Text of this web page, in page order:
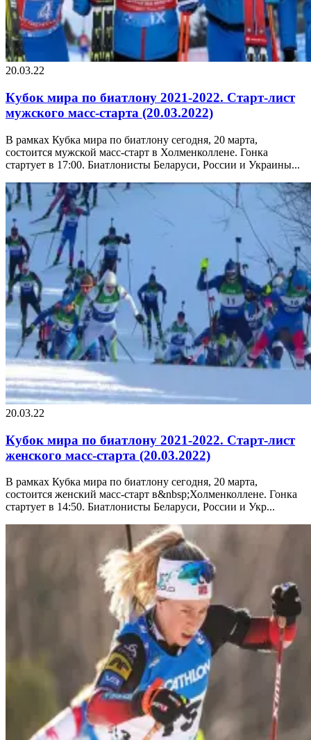
20.03.22
Кубок мира по биатлону 2021-2022. Старт-лист
мужского масс-старта (20.03.2022)
В рамках Кубка мира по биатлону сегодня, 20 марта,
состоится мужской масс-старт в Холменколлене. Гонка
стартует в 17:00. Биатлонисты Беларуси, России и Украины...
20.03.22
Кубок мира по биатлону 2021-2022. Старт-лист
женского масс-старта (20.03.2022)
В рамках Кубка мира по биатлону сегодня, 20 марта,
состоится женский масс-старт в&nbsp;Холменколлене. Гонка
стартует в 14:50. Биатлонисты Беларуси, России и Укр...